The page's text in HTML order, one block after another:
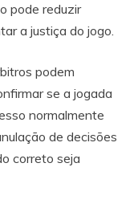
pode reduzir
a justiça do jogo.
podem
se a jogada
normalmente
de decisões
correto seja